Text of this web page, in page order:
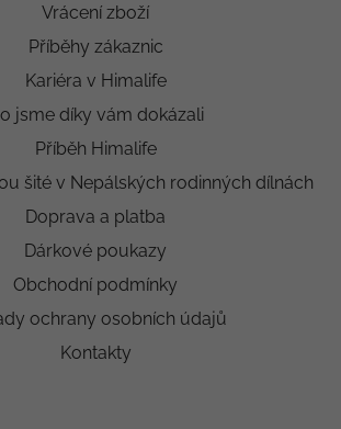
Vrácení zboží
Příběhy zákaznic
Kariéra v Himalife
jsme díky vám dokázali
Příběh Himalife
šité v Nepálských rodinných dílnách
Doprava a platba
Dárkové poukazy
Obchodní podmínky
ochrany osobních údajů
Kontakty